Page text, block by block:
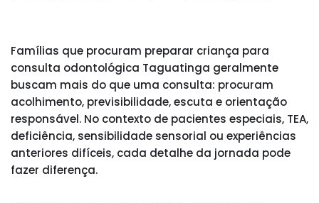
Famílias que procuram preparar criança para
consulta odontológica Taguatinga geralmente
buscam mais do que uma consulta: procuram
acolhimento, previsibilidade, escuta e orientação
responsável. No contexto de pacientes especiais, TEA,
deficiência, sensibilidade sensorial ou experiências
anteriores difíceis, cada detalhe da jornada pode
fazer diferença.